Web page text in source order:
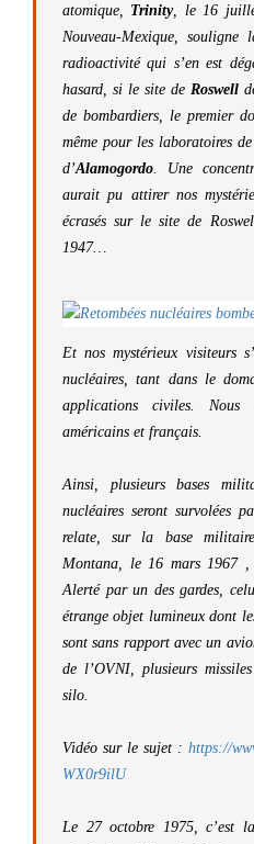
atomique, Trinity, le 16
Nouveau-Mexique,
radioactivité qui s’en est
hasard, si le site de Roswell
de bombardiers, le premier
même pour les laboratoires de
d’Alamogordo. Une
aurait pu attirer nos
écrasés sur le site de
1947…
Et nos mystérieux visiteurs
nucléaires, tant dans le
applications civiles. Nous
américains et français.
Ainsi, plusieurs bases
nucléaires seront survolées
relate, sur la base
Montana, le 16 mars 1967 ,
Alerté par un des gardes,
étrange objet lumineux dont
sont sans rapport avec un
de l’OVNI, plusieurs
silo.
Vidéo sur le sujet : https://
WX0r9ilU
Le 27 octobre 1975, c’est la